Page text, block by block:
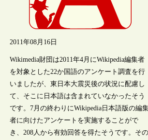
2011年08月16日
Wikimedia財団は2011年4月にWikipedia編集者
を対象とした22か国語のアンケート調査を行
いましたが、東日本大震災後の状況に配慮し
て、そこに日本語は含まれていなかったそう
です。7月の終わりにWikipedia日本語版の編
者に向けたアンケートを実施することがで
き、208人から有効回答を得たそうです。その